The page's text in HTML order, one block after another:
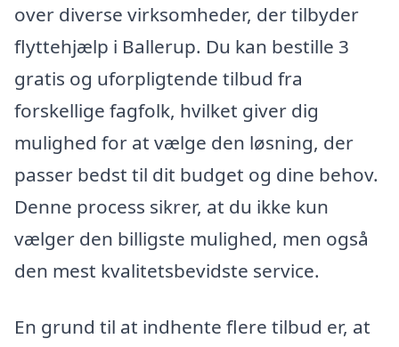
over diverse virksomheder, der tilbyder
flyttehjælp i Ballerup. Du kan bestille 3
gratis og uforpligtende tilbud fra
forskellige fagfolk, hvilket giver dig
mulighed for at vælge den løsning, der
passer bedst til dit budget og dine behov.
Denne process sikrer, at du ikke kun
vælger den billigste mulighed, men også
den mest kvalitetsbevidste service.
En grund til at indhente flere tilbud er, at